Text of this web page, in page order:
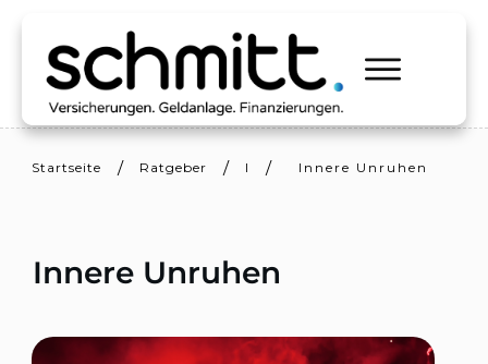
Startseite / Ratgeber / I / Innere Unruhen
Innere Unruhen